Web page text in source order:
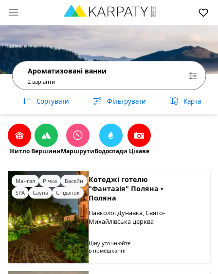
Ароматизовані ванни
2 варіанти
Сортувати Фільтрувати Карта
Житло ВершиниМаршрутиВодоспади Цікаве
Мангал Річка
Басейн
SPA
Сауна Сніданок
Котеджі готелю
"Фантазія" Поляна •
Поляна
Навколо: Дунавка, Свято-
Михайлівська церква
Ціну уточнюйте
в помешканні